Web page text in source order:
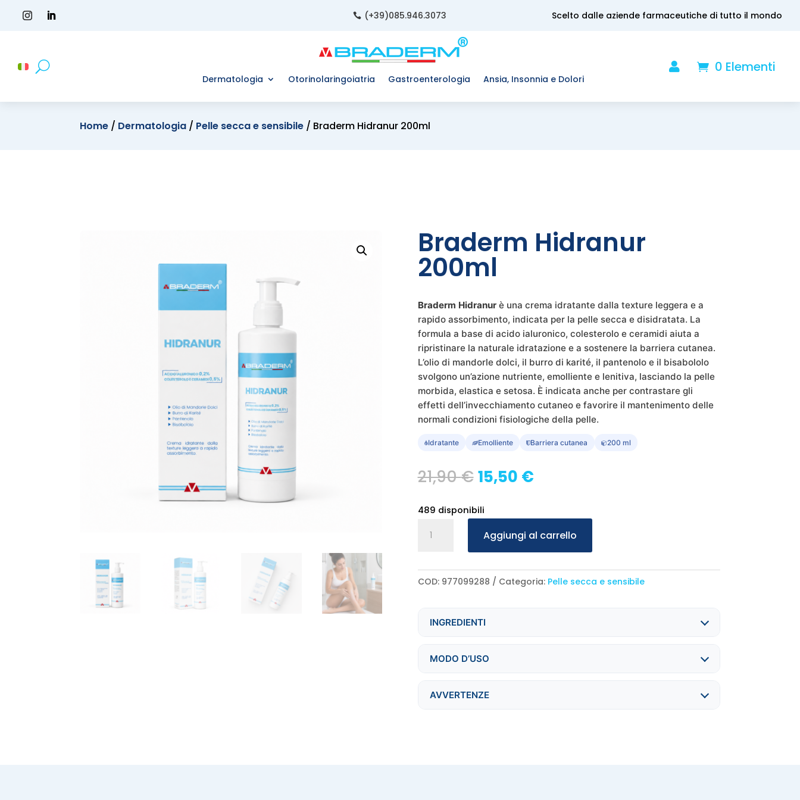
 (+39)085.946.3073 Scelto dalle aziende farmaceutiche di tutto il mondo
Dermatologia Otorinolaringoiatria Gastroenterologia Ansia, Insonnia e Dolori
 0 Elementi
Home / Dermatologia / Pelle secca e sensibile / Braderm Hidranur 200ml
Braderm Hidranur
200ml
Braderm Hidranurè una crema idratante dalla texture leggera e a
rapido assorbimento, indicata per la pelle secca e disidratata. La
formula a base di acido ialuronico, colesterolo e ceramidi aiuta a
ripristinare la naturale idratazione e a sostenere la barriera cutanea.
L’olio di mandorle dolci, il burro di karité, il pantenolo e il bisabololo
svolgono un’azione nutriente, emolliente e lenitiva, lasciando la pelle
morbida, elastica e setosa. È indicata anche per contrastare gli
effetti dell’invecchiamento cutaneo e favorire il mantenimento delle
normali condizioni fisiologiche della pelle.
Idratante Emolliente Barriera cutanea 200 ml
21,90€ Il
originale
era:
21,90 €.
15,50 €Il
è:
15,50 €.
489 disponibili
Hidranur
quantità
Aggiungi al carrello
COD: 977099288 Categoria: Pelle secca e sensibile
INGREDIENTI
MODO D’USO
AVVERTENZE